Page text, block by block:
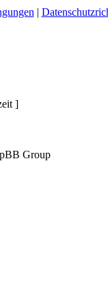
|
]
Group